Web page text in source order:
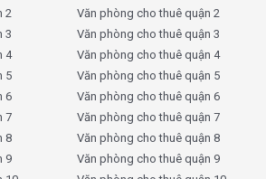
2
3
4
5
6
7
8
9
Văn phòng cho thuê quận 2
Văn phòng cho thuê quận 3
Văn phòng cho thuê quận 4
Văn phòng cho thuê quận 5
Văn phòng cho thuê quận 6
Văn phòng cho thuê quận 7
Văn phòng cho thuê quận 8
Văn phòng cho thuê quận 9